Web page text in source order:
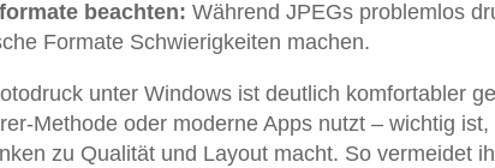
beachten: Während JPEGs problemlos
Formate Schwierigkeiten machen.
unter Windows ist deutlich komfortabler
Methode oder moderne Apps nutzt – wichtig
zu Qualität und Layout macht. So vermeidet